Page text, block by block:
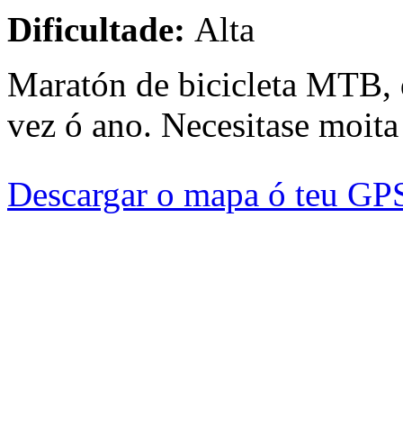
Dificultade: Alta
Maratón de bicicleta MTB,
vez ó ano. Necesitase
Descargar o mapa ó teu